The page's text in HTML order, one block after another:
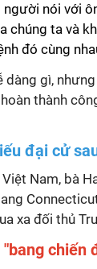
nói với
chúng ta và
đó cùng
dàng gì,
thành
đại cử
Nam, bà
xa đối thủ
chiến